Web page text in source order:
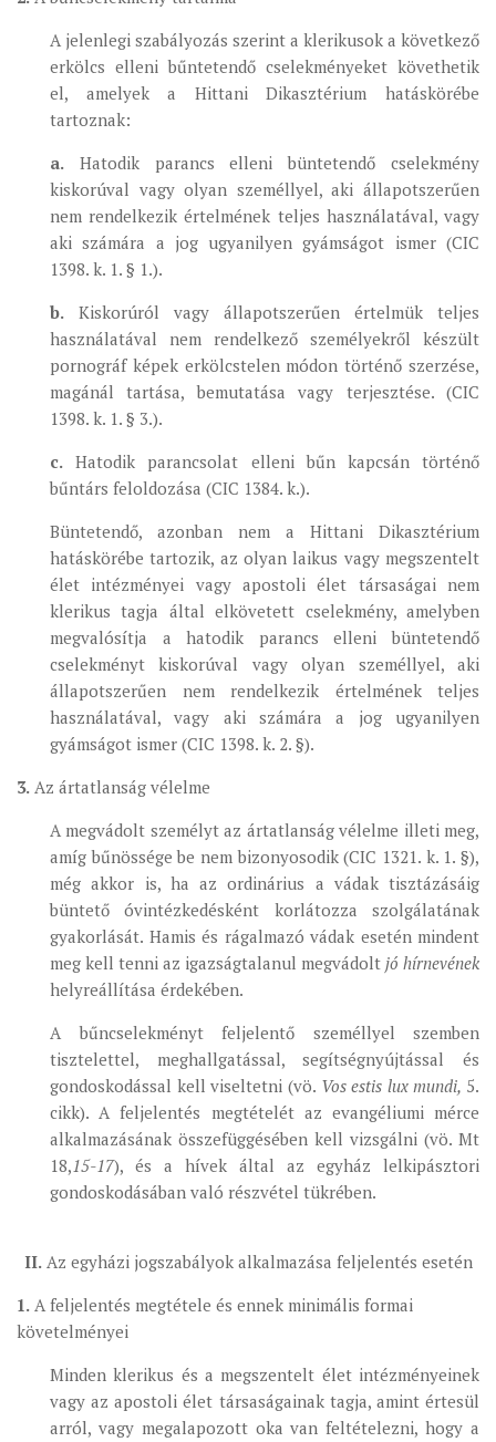
A jelenlegi szabályozás szerint a klerikusok a következő
erkölcs elleni bűntetendő cselekményeket követhetik
el, amelyek a Hittani Dikasztérium hatáskörébe
tartoznak:
a. Hatodik parancs elleni büntetendő cselekmény
kiskorúval vagy olyan személlyel, aki állapotszerűen
nem rendelkezik értelmének teljes használatával, vagy
aki számára a jog ugyanilyen gyámságot ismer (CIC
1398. k. 1. § 1.).
b. Kiskorúról vagy állapotszerűen értelmük teljes
használatával nem rendelkező személyekről készült
pornográf képek erkölcstelen módon történő szerzése,
magánál tartása, bemutatása vagy terjesztése. (CIC
1398. k. 1. § 3.).
c. Hatodik parancsolat elleni bűn kapcsán történő
bűntárs feloldozása (CIC 1384. k.).
Büntetendő, azonban nem a Hittani Dikasztérium
hatáskörébe tartozik, az olyan laikus vagy megszentelt
élet intézményei vagy apostoli élet társaságai nem
klerikus tagja által elkövetett cselekmény, amelyben
megvalósítja a hatodik parancs elleni büntetendő
cselekményt kiskorúval vagy olyan személlyel, aki
állapotszerűen nem rendelkezik értelmének teljes
használatával, vagy aki számára a jog ugyanilyen
gyámságot ismer (CIC 1398. k. 2. §).
3. Az ártatlanság vélelme
A megvádolt személyt az ártatlanság vélelme illeti meg,
amíg bűnössége be nem bizonyosodik (CIC 1321. k. 1. §),
még akkor is, ha az ordinárius a vádak tisztázásáig
büntető óvintézkedésként korlátozza szolgálatának
gyakorlását. Hamis és rágalmazó vádak esetén mindent
meg kell tenni az igazságtalanul megvádolt jó hírnevének
helyreállítása érdekében.
A bűncselekményt feljelentő személlyel szemben
tisztelettel, meghallgatással, segítségnyújtással és
gondoskodással kell viseltetni (vö. Vos estis lux mundi, 5.
cikk). A feljelentés megtételét az evangéliumi mérce
alkalmazásának összefüggésében kell vizsgálni (vö. Mt
18,15-17), és a hívek által az egyház lelkipásztori
gondoskodásában való részvétel tükrében.
II.Az egyházi jogszabályok alkalmazása feljelentés esetén
1. A feljelentés megtétele és ennek minimális formai
követelményei
Minden klerikus és a megszentelt élet intézményeinek
vagy az apostoli élet társaságainak tagja, amint értesül
arról, vagy megalapozott oka van feltételezni, hogy a